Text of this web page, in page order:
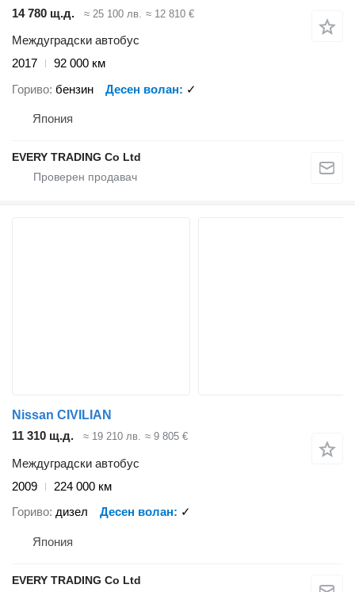
14 780 щ.д.
≈ 25 100 лв. ≈ 12 810 €
Междуградски автобус
2017
92 000 км
Гориво бензин Десен волан ✓
Япония
EVERY TRADING Co Ltd
Nissan CIVILIAN
11 310 щ.д.
≈ 19 210 лв. ≈ 9 805 €
Междуградски автобус
2009
224 000 км
Гориво дизел Десен волан ✓
Япония
EVERY TRADING Co Ltd